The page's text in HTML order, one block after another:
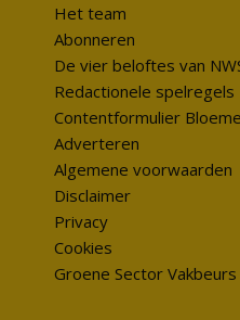
Het team
Abonneren
De vier beloftes van
Redactionele spelregels
Contentformulier
Adverteren
Algemene voorwaarden
Disclaimer
Privacy
Cookies
Groene Sector